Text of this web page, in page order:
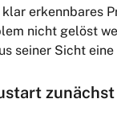
erkennbares
nicht gelöst
seiner Sicht eine